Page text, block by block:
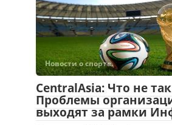
Новости о спорте.
CentralAsia: Что не
Проблемы
выходят за рамки